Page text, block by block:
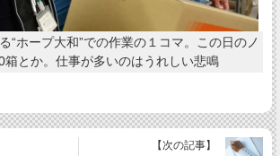
“ホープ大和”での作業の１コマ。この日のノ
箱とか。仕事が多いのはうれしい悲鳴
【次の記事】